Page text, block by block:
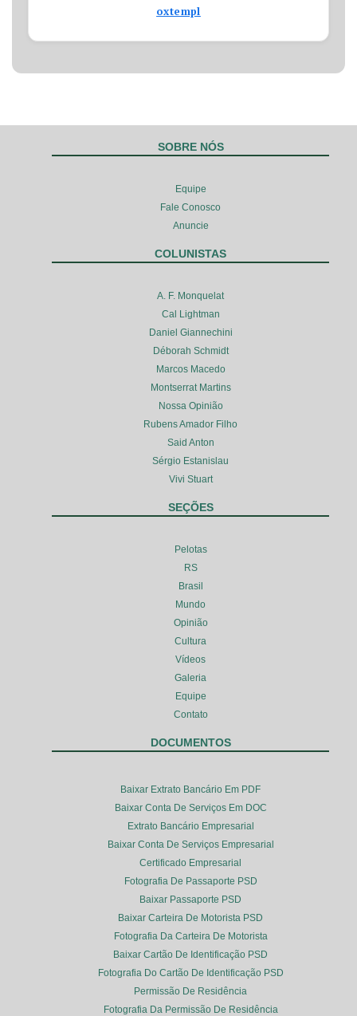
oxtempl
SOBRE NÓS
Equipe
Fale Conosco
Anuncie
COLUNISTAS
A. F. Monquelat
Cal Lightman
Daniel Giannechini
Déborah Schmidt
Marcos Macedo
Montserrat Martins
Nossa Opinião
Rubens Amador Filho
Said Anton
Sérgio Estanislau
Vivi Stuart
SEÇÕES
Pelotas
RS
Brasil
Mundo
Opinião
Cultura
Vídeos
Galeria
Equipe
Contato
DOCUMENTOS
Baixar Extrato Bancário Em PDF
Baixar Conta De Serviços Em DOC
Extrato Bancário Empresarial
Baixar Conta De Serviços Empresarial
Certificado Empresarial
Fotografia De Passaporte PSD
Baixar Passaporte PSD
Baixar Carteira De Motorista PSD
Fotografia Da Carteira De Motorista
Baixar Cartão De Identificação PSD
Fotografia Do Cartão De Identificação PSD
Permissão De Residência
Fotografia Da Permissão De Residência